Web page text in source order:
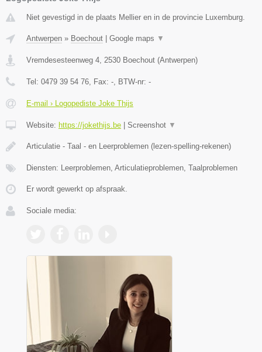
Niet gevestigd in de plaats Mellier en in de provincie Luxemburg.
Antwerpen » Boechout | Google maps ▼
Vremdesesteenweg 4 2530 Boechout (Antwerpen)
Tel: 0479 39 54 76 , Fax: - , BTW-nr: -
E-mail › Logopediste Joke Thijs
Website: https://jokethijs.be | Screenshot ▼
Articulatie - Taal - en Leerproblemen (lezen-spelling-rekenen)
Diensten: Leerproblemen, Articulatieproblemen, Taalproblemen
Er wordt gewerkt op afspraak.
Sociale media: